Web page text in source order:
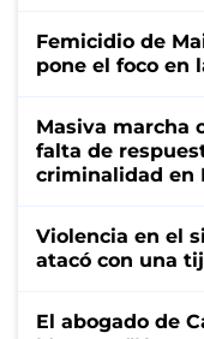
Femicidio de
pone el foco en
Masiva marcha
falta de
criminalidad en
Violencia en el
atacó con una
El abogado de